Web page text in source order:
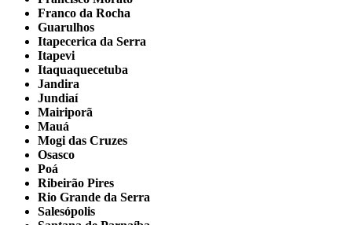
Franco da Rocha
Guarulhos
Itapecerica da Serra
Itapevi
Itaquaquecetuba
Jandira
Jundiaí
Mairiporã
Mauá
Mogi das Cruzes
Osasco
Poá
Ribeirão Pires
Rio Grande da Serra
Salesópolis